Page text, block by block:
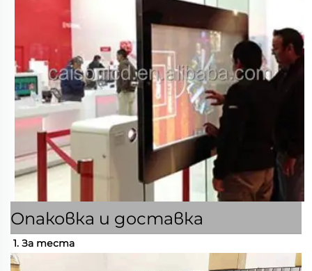
Опаковка и доставка
1. За теста